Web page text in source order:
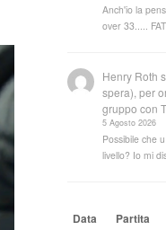
Anch'io la
over 33.....
Henry Roth
spera), per
gruppo con
5 Agosto 2026
Possibile che
livello? Io mi
Data Partita